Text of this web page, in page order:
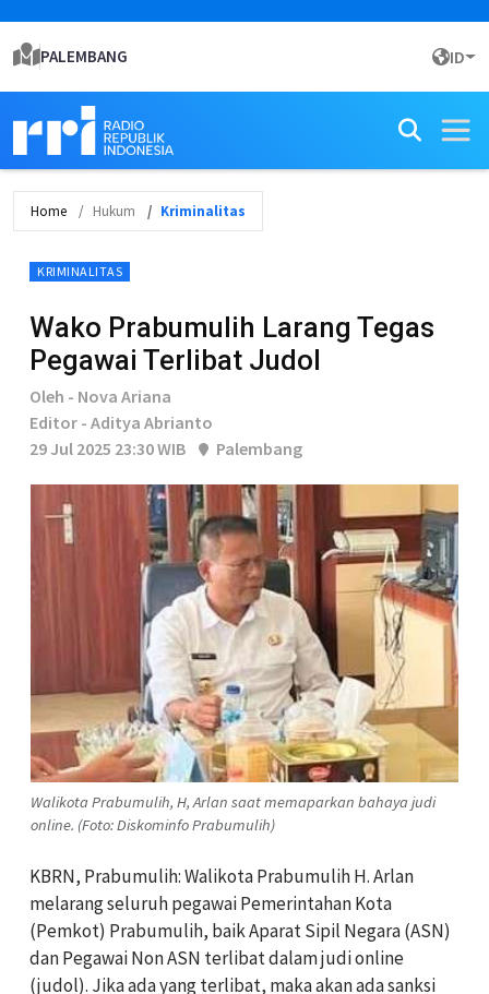
PALEMBANG ID
Home Hukum Kriminalitas
KRIMINALITAS
Wako Prabumulih Larang Tegas
Pegawai Terlibat Judol
Oleh - Nova Ariana
Editor - Aditya Abrianto
29 Jul 2025 23:30 WIB
Palembang
Walikota Prabumulih, H, Arlan saat memaparkan bahaya judi
online. (Foto: Diskominfo Prabumulih)
KBRN, Prabumulih: Walikota Prabumulih H. Arlan
melarang seluruh pegawai Pemerintahan Kota
(Pemkot) Prabumulih, baik Aparat Sipil Negara (ASN)
dan Pegawai Non ASN terlibat dalam judi online
(judol). Jika ada yang terlibat, maka akan ada sanksi